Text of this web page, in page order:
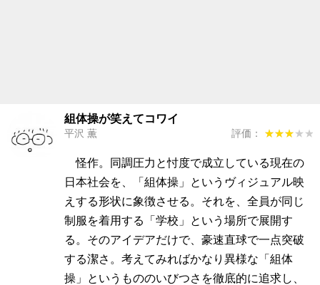
組体操が笑えてコワイ
平沢 薫 評価： ★★★★★
★★★★★
怪作。同調圧力と忖度で成立している現在の
日本社会を、「組体操」というヴィジュアル映
えする形状に象徴させる。それを、全員が同じ
制服を着用する「学校」という場所で展開す
る。そのアイデアだけで、豪速直球で一点突破
する潔さ。考えてみればかなり異様な「組体
操」というもののいびつさを徹底的に追求し、